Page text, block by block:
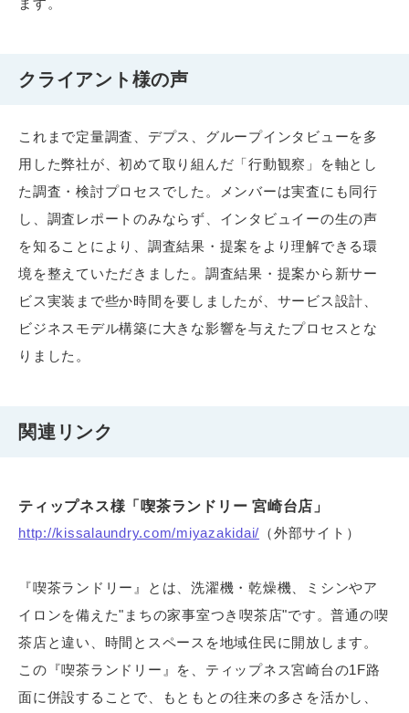
ます。
クライアント様の声
これまで定量調査、デプス、グループインタビューを多
用した弊社が、初めて取り組んだ「行動観察」を軸とし
た調査・検討プロセスでした。メンバーは実査にも同行
し、調査レポートのみならず、インタビュイーの生の声
を知ることにより、調査結果・提案をより理解できる環
境を整えていただきました。調査結果・提案から新サー
ビス実装まで些か時間を要しましたが、サービス設計、
ビジネスモデル構築に大きな影響を与えたプロセスとな
りました。
関連リンク
ティップネス様「喫茶ランドリー 宮崎台店」
http://kissalaundry.com/miyazakidai/ （外部サイト）
『喫茶ランドリー』とは、洗濯機・乾燥機、ミシンやア
イロンを備えた"まちの家事室つき喫茶店"です。普通の喫
茶店と違い、時間とスペースを地域住民に開放します。
この『喫茶ランドリー』を、ティップネス宮崎台の1F路
面に併設することで、もともとの往来の多さを活かし、